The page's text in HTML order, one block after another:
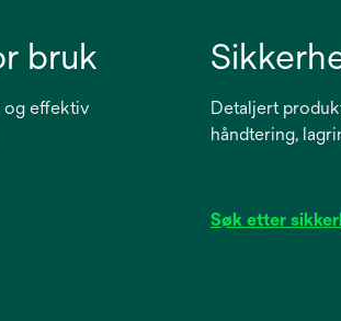
bruk
og effektiv
Detaljert
håndtering,
Søk etter